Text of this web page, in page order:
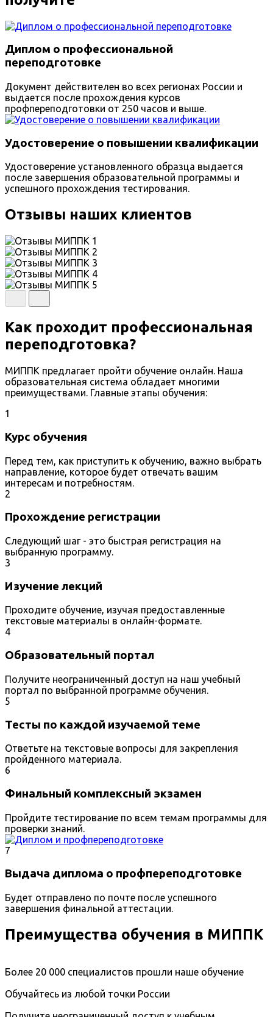
Диплом о профессиональной
переподготовке
Документ действителен во всех регионах России и
выдается после прохождения курсов
профпереподготовки от 250 часов и выше.
Удостоверение о повышении квалификации
Удостоверение установленного образца выдается
после завершения образовательной программы и
успешного прохождения тестирования.
Отзывы наших клиентов
Как проходит профессиональная
переподготовка?
МИППК предлагает пройти обучение онлайн. Наша
образовательная система обладает многими
преимуществами. Главные этапы обучения:
1
Курс обучения
Перед тем, как приступить к обучению, важно выбрать
направление, которое будет отвечать вашим
интересам и потребностям.
2
Прохождение регистрации
Следующий шаг - это быстрая регистрация на
выбранную программу.
3
Изучение лекций
Проходите обучение, изучая предоставленные
текстовые материалы в онлайн-формате.
4
Образовательный портал
Получите неограниченный доступ на наш учебный
портал по выбранной программе обучения.
5
Тесты по каждой изучаемой теме
Ответьте на текстовые вопросы для закрепления
пройденного материала.
6
Финальный комплексный экзамен
Пройдите тестирование по всем темам программы для
проверки знаний.
7
Выдача диплома о профпереподготовке
Будет отправлено по почте после успешного
завершения финальной аттестации.
Преимущества обучения в МИППК
Более 20 000 специалистов прошли наше обучение
Обучайтесь из любой точки России